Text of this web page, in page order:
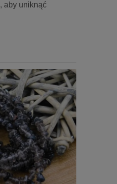
, aby uniknąć